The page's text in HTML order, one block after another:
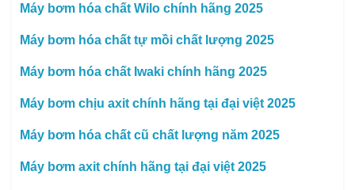
Máy bơm hóa chất Wilo chính hãng 2025
Máy bơm hóa chất tự mồi chất lượng 2025
Máy bơm hóa chất Iwaki chính hãng 2025
Máy bơm chịu axit chính hãng tại đại việt 2025
Máy bơm hóa chất cũ chất lượng năm 2025
Máy bơm axit chính hãng tại đại việt 2025